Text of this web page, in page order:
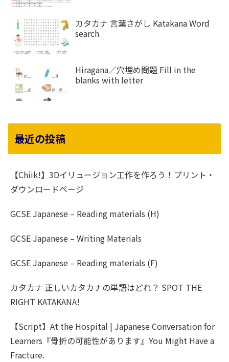
カタカナ 言葉さがし Katakana Word
search
Hiragana／穴埋め問題 Fill in the
blanks with letter
最近の投稿
【Chiik!】3Dイリュージョン工作を作ろう！プリント・
ダウンロードページ
GCSE Japanese – Reading materials (H)
GCSE Japanese – Writing Materials
GCSE Japanese – Reading materials (F)
カタカナ 正しいカタカナの単語はどれ？ SPOT THE
RIGHT KATAKANA!
【Script】At the Hospital | Japanese Conversation for
Learners『骨折の可能性があります』You Might Have a
Fracture.